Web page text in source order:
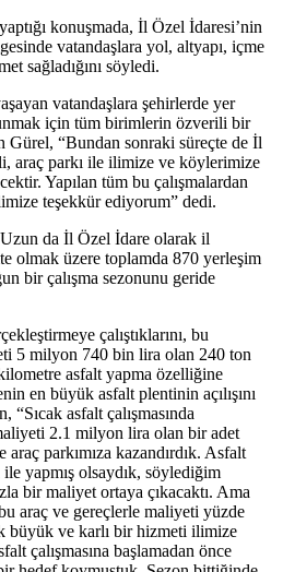
konuşmada, İl Özel İdaresi’nin
vatandaşlara yol, altyapı, içme
sağladığını söyledi.
vatandaşlara şehirlerde yer
için tüm birimlerin özverili bir
Gürel, “Bundan sonraki süreçte de İl
araç parkı ile ilimize ve köylerimize
Yapılan tüm bu çalışmalardan
teşekkür ediyorum” dedi.
da İl Özel İdare olarak il
olmak üzere toplamda 870 yerleşim
bir çalışma sezonunu geride
çalıştıklarını, bu
5 milyon 740 bin lira olan 240 ton
asfalt yapma özelliğine
en büyük asfalt plentinin açılışını
“Sıcak asfalt çalışmasında
2.1 milyon lira olan bir adet
parkımıza kazandırdık. Asfalt
ile yapmış olsaydık, söylediğim
bir maliyet ortaya çıkacaktı. Ama
araç ve gereçlerle maliyeti yüzde
büyük ve karlı bir hizmeti ilimize
çalışmasına başlamadan önce